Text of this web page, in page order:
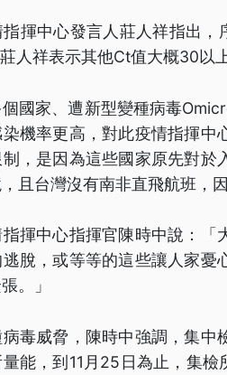
揮中心發言人莊人祥指出
人祥表示其他Ct值大概30以上
國家、遭新型變種病毒
機率更高，對此疫情指揮
，是因為這些國家原先對
且台灣沒有南非直飛航班，
揮中心指揮官陳時中說：
脫，或等等的這些讓人家
。」
毒威脅，陳時中強調，集
能，到11月25日為止，集